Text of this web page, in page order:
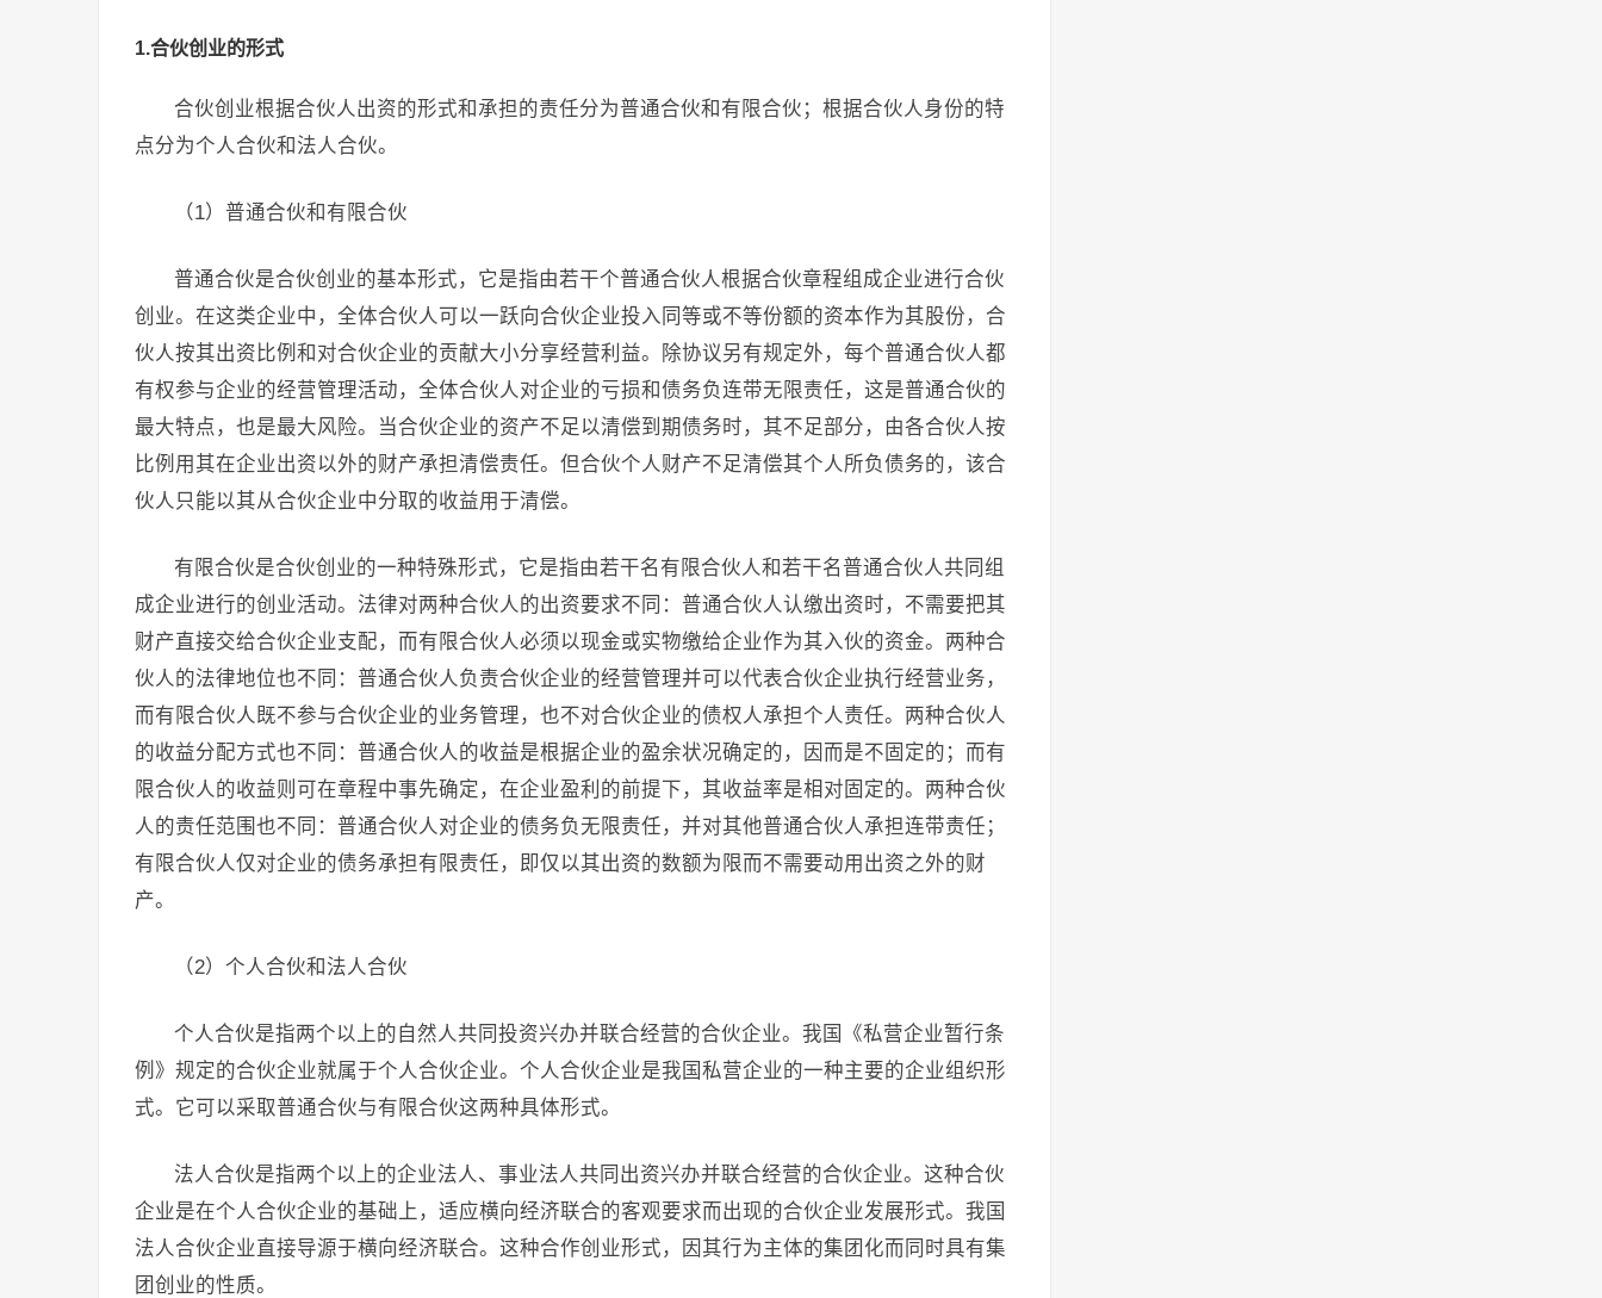
1.合伙创业的形式
合伙创业根据合伙人出资的形式和承担的责任分为普通合伙和有限合伙；根据合伙人身份的特
点分为个人合伙和法人合伙。
（1）普通合伙和有限合伙
普通合伙是合伙创业的基本形式，它是指由若干个普通合伙人根据合伙章程组成企业进行合伙
创业。在这类企业中，全体合伙人可以一跃向合伙企业投入同等或不等份额的资本作为其股份，合
伙人按其出资比例和对合伙企业的贡献大小分享经营利益。除协议另有规定外，每个普通合伙人都
有权参与企业的经营管理活动，全体合伙人对企业的亏损和债务负连带无限责任，这是普通合伙的
最大特点，也是最大风险。当合伙企业的资产不足以清偿到期债务时，其不足部分，由各合伙人按
比例用其在企业出资以外的财产承担清偿责任。但合伙个人财产不足清偿其个人所负债务的，该合
伙人只能以其从合伙企业中分取的收益用于清偿。
有限合伙是合伙创业的一种特殊形式，它是指由若干名有限合伙人和若干名普通合伙人共同组
成企业进行的创业活动。法律对两种合伙人的出资要求不同：普通合伙人认缴出资时，不需要把其
财产直接交给合伙企业支配，而有限合伙人必须以现金或实物缴给企业作为其入伙的资金。两种合
伙人的法律地位也不同：普通合伙人负责合伙企业的经营管理并可以代表合伙企业执行经营业务，
而有限合伙人既不参与合伙企业的业务管理，也不对合伙企业的债权人承担个人责任。两种合伙人
的收益分配方式也不同：普通合伙人的收益是根据企业的盈余状况确定的，因而是不固定的；而有
限合伙人的收益则可在章程中事先确定，在企业盈利的前提下，其收益率是相对固定的。两种合伙
人的责任范围也不同：普通合伙人对企业的债务负无限责任，并对其他普通合伙人承担连带责任；
有限合伙人仅对企业的债务承担有限责任，即仅以其出资的数额为限而不需要动用出资之外的财
产。
（2）个人合伙和法人合伙
个人合伙是指两个以上的自然人共同投资兴办并联合经营的合伙企业。我国《私营企业暂行条
例》规定的合伙企业就属于个人合伙企业。个人合伙企业是我国私营企业的一种主要的企业组织形
式。它可以采取普通合伙与有限合伙这两种具体形式。
法人合伙是指两个以上的企业法人、事业法人共同出资兴办并联合经营的合伙企业。这种合伙
企业是在个人合伙企业的基础上，适应横向经济联合的客观要求而出现的合伙企业发展形式。我国
法人合伙企业直接导源于横向经济联合。这种合作创业形式，因其行为主体的集团化而同时具有集
团创业的性质。